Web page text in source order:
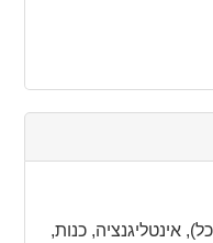
אינטליגנציה, כנות,